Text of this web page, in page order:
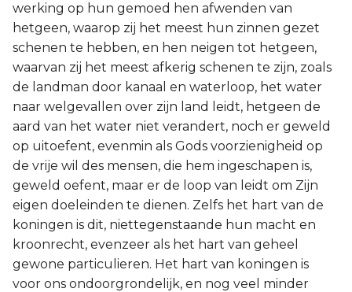
werking op hun gemoed hen afwenden van
hetgeen, waarop zij het meest hun zinnen gezet
schenen te hebben, en hen neigen tot hetgeen,
waarvan zij het meest afkerig schenen te zijn, zoals
de landman door kanaal en waterloop, het water
naar welgevallen over zijn land leidt, hetgeen de
aard van het water niet verandert, noch er geweld
op uitoefent, evenmin als Gods voorzienigheid op
de vrije wil des mensen, die hem ingeschapen is,
geweld oefent, maar er de loop van leidt om Zijn
eigen doeleinden te dienen. Zelfs het hart van de
koningen is dit, niettegenstaande hun macht en
kroonrecht, evenzeer als het hart van geheel
gewone particulieren. Het hart van koningen is
voor ons ondoorgrondelijk, en nog veel minder